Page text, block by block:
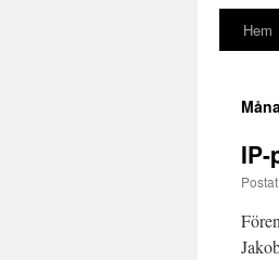
Hem
IP-